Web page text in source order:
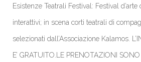
Esistenze Teatrali Festival: Festival
interattivi; in scena corti teatrali di
selezionati dall’Associazione Kalamos.
E’ GRATUITO.LE PRENOTAZIONI SONO